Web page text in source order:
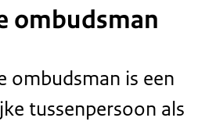
ombudsman
ombudsman is een
tussenpersoon als